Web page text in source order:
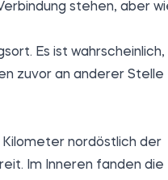
stehen, aber
Es ist wahrscheinlich,
zuvor an anderer Stelle
nordöstlich der
Im Inneren fanden die